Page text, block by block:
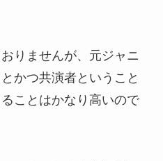
りませんが、元ジャニ
かつ共演者ということ
ことはかなり高いので